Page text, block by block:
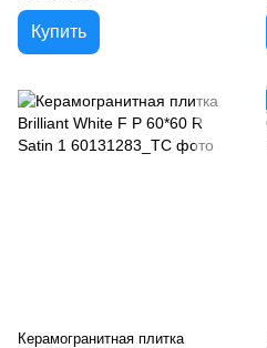
Купить
Керамогранитная плитка